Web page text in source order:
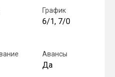
График
6/1, 7/0
Авансы
Да